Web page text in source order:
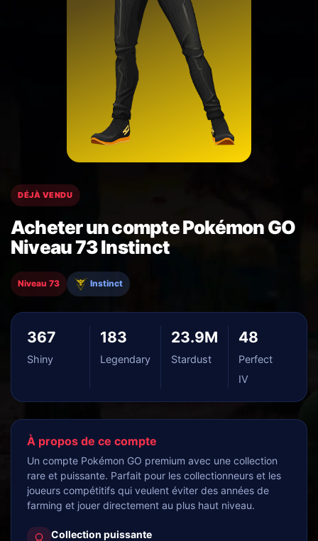
DÉJÀ VENDU
Acheter un compte Pokémon GO
Niveau 73 Instinct
Niveau 73 Instinct
367
Shiny
183
Legendary
23.9M
Stardust
48
Perfect
IV
À propos de ce compte
Un compte Pokémon GO premium avec une collection
rare et puissante. Parfait pour les collectionneurs et les
joueurs compétitifs qui veulent éviter des années de
farming et jouer directement au plus haut niveau.
Collection puissante